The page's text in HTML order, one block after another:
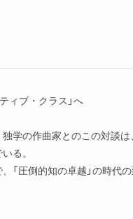
ィブ・クラス」へ
学の作曲家とのこの対談は
る。
「圧倒的知の卓越」の時代